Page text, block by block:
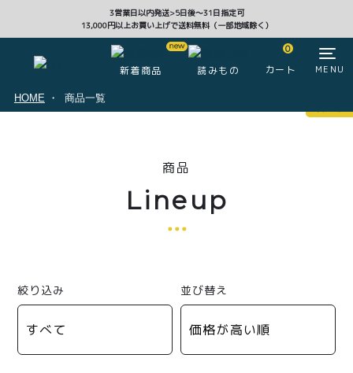
3営業日以内発送>5日後〜31日指定可
13,000円以上お買い上げで送料無料（一部地域除く）
新着商品 読みもの
0
カート MENU
商品一覧
HOME 商品一覧
商品
Lineup
絞り込み 並び替え